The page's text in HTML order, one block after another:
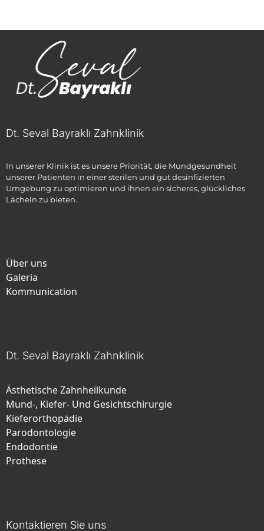
Dt. Seval Bayraklı Zahnklinik
In unserer Klinik ist es unsere Priorität, die Mundgesundheit
unserer Patienten in einer sterilen und gut desinfizierten
Umgebung zu optimieren und ihnen ein sicheres, glückliches
Lächeln zu bieten.
Über uns
Galeria
Kommunication
Dt. Seval Bayraklı Zahnklinik
Ästhetische Zahnheilkunde
Mund-, Kiefer- Und Gesichtschirurgie
Kieferorthopädie
Parodontologie
Endodontie
Prothese
Kontaktieren Sie uns